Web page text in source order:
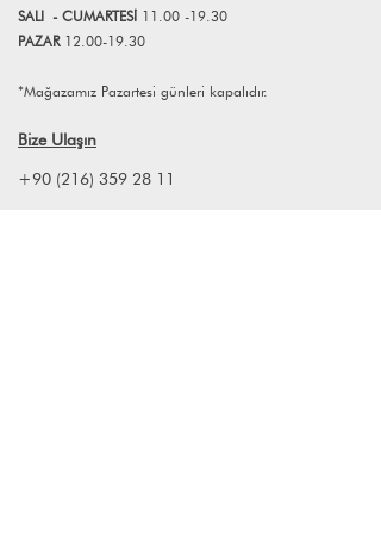
SALI - CUMARTESİ 11.00 -19.30
PAZAR 12.00-19.30
*Mağazamız Pazartesi günleri kapalıdır.
Bize Ulaşın
+90 (216) 359 28 11